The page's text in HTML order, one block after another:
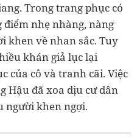
Trong trang phục có
nhẹ nhàng, nàng
khen về nhan sắc. Tuy
khán giả lục lại
của cô và tranh cãi. Việc
Hậu đã xoa dịu cư dân
người khen ngợi.